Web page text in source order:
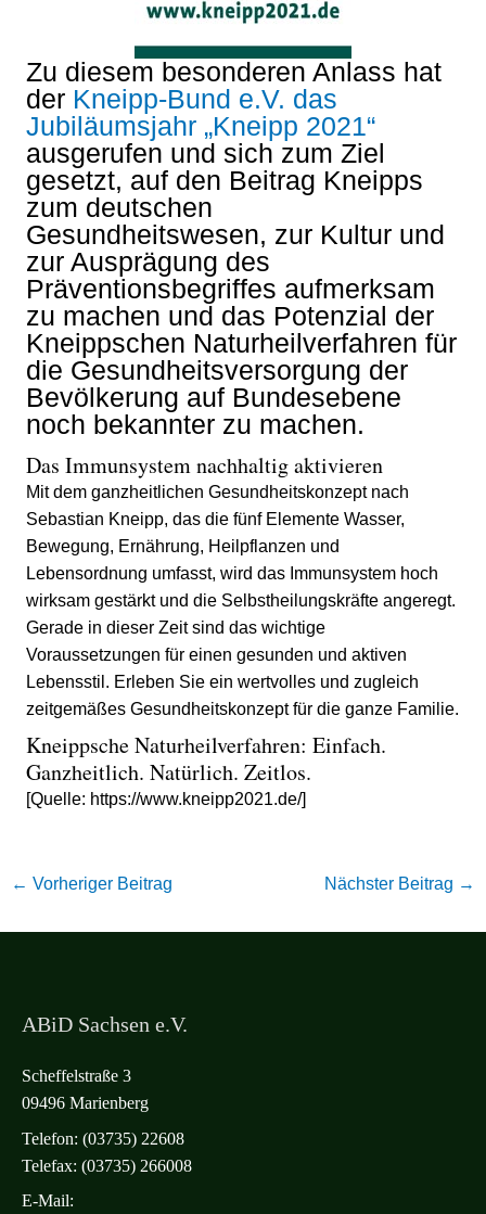
Zu diesem besonderen Anlass hat
der Kneipp-Bund e.V. das
Jubiläumsjahr „Kneipp 2021“
ausgerufen und sich zum Ziel
gesetzt, auf den Beitrag Kneipps
zum deutschen
Gesundheitswesen, zur Kultur und
zur Ausprägung des
Präventionsbegriffes aufmerksam
zu machen und das Potenzial der
Kneippschen Naturheilverfahren für
die Gesundheitsversorgung der
Bevölkerung auf Bundesebene
noch bekannter zu machen.
Das Immunsystem nachhaltig aktivieren
Mit dem ganzheitlichen Gesundheitskonzept nach
Sebastian Kneipp, das die fünf Elemente Wasser,
Bewegung, Ernährung, Heilpflanzen und
Lebensordnung umfasst, wird das Immunsystem hoch
wirksam gestärkt und die Selbstheilungskräfte angeregt.
Gerade in dieser Zeit sind das wichtige
Voraussetzungen für einen gesunden und aktiven
Lebensstil. Erleben Sie ein wertvolles und zugleich
zeitgemäßes Gesundheitskonzept für die ganze Familie.
Kneippsche Naturheilverfahren: Einfach.
Ganzheitlich. Natürlich. Zeitlos.
[Quelle: https://www.kneipp2021.de/]
← Vorheriger Beitrag Nächster Beitrag →
ABiD Sachsen e.V.
Scheffelstraße 3
09496 Marienberg
Telefon: (03735) 22608
Telefax: (03735) 266008
E-Mail: